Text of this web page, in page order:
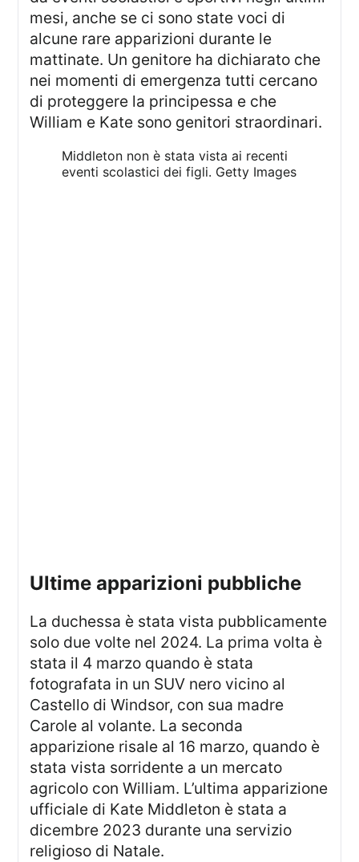
mesi, anche se ci sono state voci di
alcune rare apparizioni durante le
mattinate. Un genitore ha dichiarato che
nei momenti di emergenza tutti cercano
di proteggere la principessa e che
William e Kate sono genitori straordinari.
Middleton non è stata vista ai recenti
eventi scolastici dei figli. Getty Images
ultime apparizioni pubbliche
La duchessa è stata vista pubblicamente
solo due volte nel 2024. La prima volta è
stata il 4 marzo quando è stata
fotografata in un SUV nero vicino al
Castello di Windsor, con sua madre
Carole al volante. La seconda
apparizione risale al 16 marzo, quando è
stata vista sorridente a un mercato
agricolo con William. L’ultima apparizione
ufficiale di Kate Middleton è stata a
dicembre 2023 durante una servizio
religioso di Natale.